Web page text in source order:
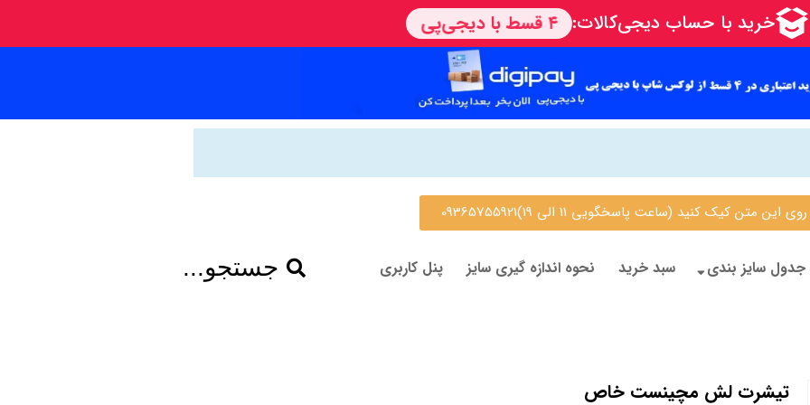
کیک کنید (ساعت پاسخگویی 11 الی 19)09365755921
جدول سایز بندی سبد خرید نحوه اندازه گیری سایز پنل کاربری جستجو...
تیشرت لش مچینست خاص